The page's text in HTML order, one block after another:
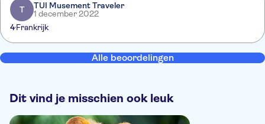
T
TUI Musement Traveler
1 december 2022
4Frankrijk
Alle beoordelingen
Dit vind je misschien ook leuk